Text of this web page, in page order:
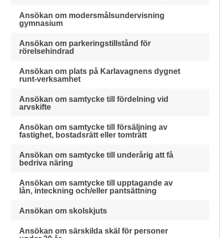
Ansökan om modersmålsundervisning
gymnasium
Ansökan om parkeringstillstånd för
rörelsehindrad
Ansökan om plats på Karlavagnens dygnet
runt-verksamhet
Ansökan om samtycke till fördelning vid
arvskifte
Ansökan om samtycke till försäljning av
fastighet, bostadsrätt eller tomträtt
Ansökan om samtycke till underårig att få
bedriva näring
Ansökan om samtycke till upptagande av
lån, inteckning och/eller pantsättning
Ansökan om skolskjuts
Ansökan om särskilda skäl för personer